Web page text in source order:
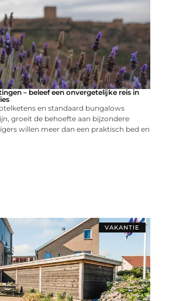
– beleef een onvergetelijke reis in
en standaard bungalows
groeit de behoefte aan bijzondere
willen meer dan een praktisch bed en
VAKANTIE